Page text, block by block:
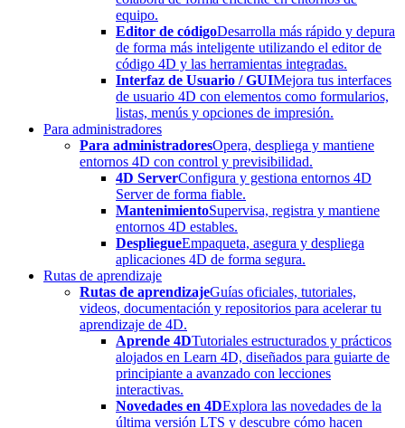
equipo.
Editor de códigoDesarrolla más rápido y depura
de forma más inteligente utilizando el editor de
código 4D y las herramientas integradas.
Interfaz de Usuario / GUIMejora tus interfaces
de usuario 4D con elementos como formularios,
listas, menús y opciones de impresión.
Para administradores
Para administradoresOpera, despliega y mantiene
entornos 4D con control y previsibilidad.
4D ServerConfigura y gestiona entornos 4D
Server de forma fiable.
MantenimientoSupervisa, registra y mantiene
entornos 4D estables.
DespliegueEmpaqueta, asegura y despliega
aplicaciones 4D de forma segura.
Rutas de aprendizaje
Rutas de aprendizajeGuías oficiales, tutoriales,
videos, documentación y repositorios para acelerar tu
aprendizaje de 4D.
Aprende 4DTutoriales estructurados y prácticos
alojados en Learn 4D, diseñados para guiarte de
principiante a avanzado con lecciones
interactivas.
Novedades en 4DExplora las novedades de la
última versión LTS y descubre cómo hacen